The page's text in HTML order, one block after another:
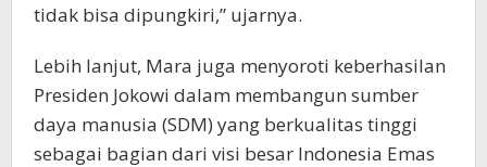
tidak bisa dipungkiri,” ujarnya.
Lebih lanjut, Mara juga menyoroti keberhasilan
Presiden Jokowi dalam membangun sumber
daya manusia (SDM) yang berkualitas tinggi
sebagai bagian dari visi besar Indonesia Emas